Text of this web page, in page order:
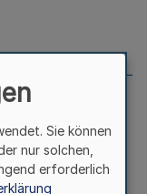
vom
Sie können
nur solchen,
erforderlich